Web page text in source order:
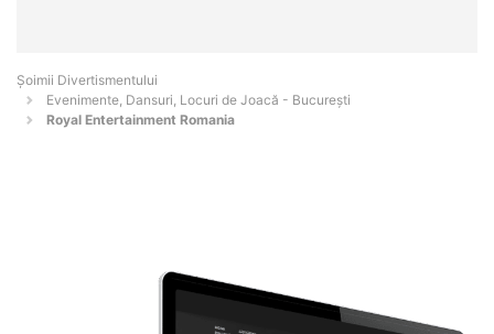
Şoimii Divertismentului
Evenimente, Dansuri, Locuri de Joacă - Bucureşti
Royal Entertainment Romania